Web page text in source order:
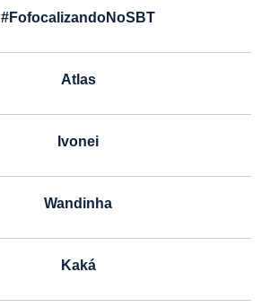
#FofocalizandoNoSBT
Atlas
Ivonei
Wandinha
Kaká